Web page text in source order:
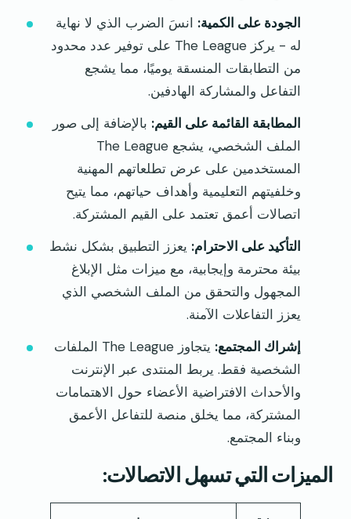
الجودة على الكمية: انسَ الضرب الذي لا نهاية
له - يركز The League على توفير عدد محدود
من التطابقات المنسقة يوميًا، مما يشجع
التفاعل والمشاركة الهادفين.
المطابقة القائمة على القيم: بالإضافة إلى صور
الملف الشخصي، يشجع The League
المستخدمين على عرض تطلعاتهم المهنية
وخلفيتهم التعليمية وأهداف حياتهم، مما يتيح
اتصالات أعمق تعتمد على القيم المشتركة.
التأكيد على الاحترام: يعزز التطبيق بشكل نشط
بيئة محترمة وإيجابية، مع ميزات مثل الإبلاغ
المجهول والتحقق من الملف الشخصي الذي
يعزز التفاعلات الآمنة.
إشراك المجتمع:
يتجاوز The League الملفات
الشخصية فقط. يربط المنتدى عبر الإنترنت
والأحداث الافتراضية الأعضاء حول الاهتمامات
المشتركة، مما يخلق منصة للتفاعل الأعمق
وبناء المجتمع.
الميزات التي تسهل الاتصالات: